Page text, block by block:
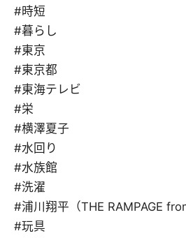
#時短
#暮らし
#東京
#東京都
#東海テレビ
#栄
#横澤夏子
#水回り
#水族館
#洗濯
#浦川翔平（THE RAMPAGE
#玩具